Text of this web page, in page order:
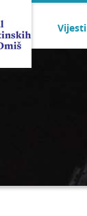
Vijesti